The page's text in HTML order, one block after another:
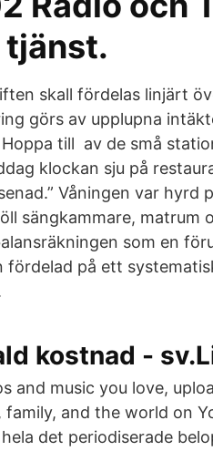
skall fördelas linjärt
görs av upplupna
till av de små
klockan sju på
Våningen var
sängkammare, matrum
som en
fördelad på ett
kostnad -
and music you love,
and the world on
det periodiserade